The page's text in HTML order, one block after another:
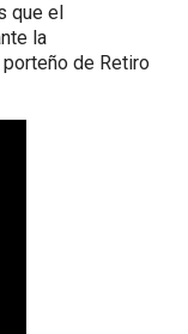
que el
la
de Retiro